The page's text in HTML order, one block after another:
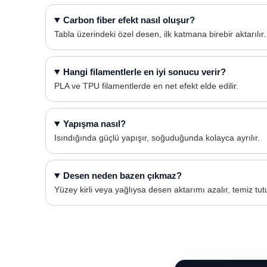
Carbon fiber efekt nasıl oluşur?
Tabla üzerindeki özel desen, ilk katmana birebir aktarılır.
Hangi filamentlerle en iyi sonucu verir?
PLA ve TPU filamentlerde en net efekt elde edilir.
Yapışma nasıl?
Isındığında güçlü yapışır, soğuduğunda kolayca ayrılır.
Desen neden bazen çıkmaz?
Yüzey kirli veya yağlıysa desen aktarımı azalır, temiz